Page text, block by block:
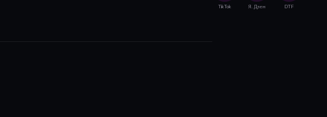
TikTok Я. Дзен DTF